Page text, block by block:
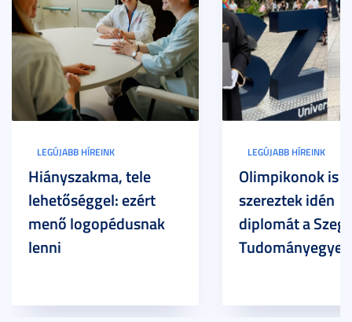
LEGÚJABB HÍREINK
Hiányszakma, tele
lehetőséggel: ezért
menő logopédusnak
lenni
LEGÚJABB HÍREINK
Olimpikonok is
szereztek idén
diplomát a